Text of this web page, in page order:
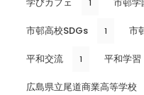
1
市邨高校SDGs 1 市
平和交流 1 平和学習
広島県立尾道商業高等学校